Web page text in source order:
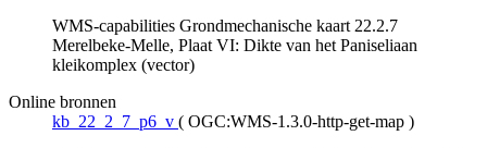
WMS-capabilities Grondmechanische kaart 22.2.7
Merelbeke-Melle, Plaat VI: Dikte van het Paniseliaan
kleikomplex (vector)
Online bronnen
kb_22_2_7_p6_v ( OGC:WMS-1.3.0-http-get-map )